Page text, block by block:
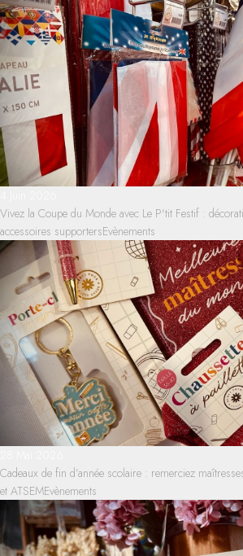
Vivez la Coupe du Monde avec Le P'tit Festif :
accessoires supportersEvènements
Cadeaux de fin d’année scolaire : remerciez
et ATSEMEvènements